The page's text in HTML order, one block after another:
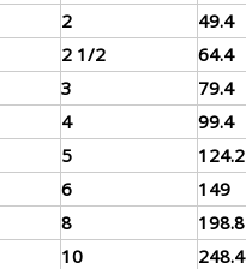
2 49.4
2 1/2 64.4
3 79.4
4 99.4
5 124.2
6 149
8 198.8
10 248.4